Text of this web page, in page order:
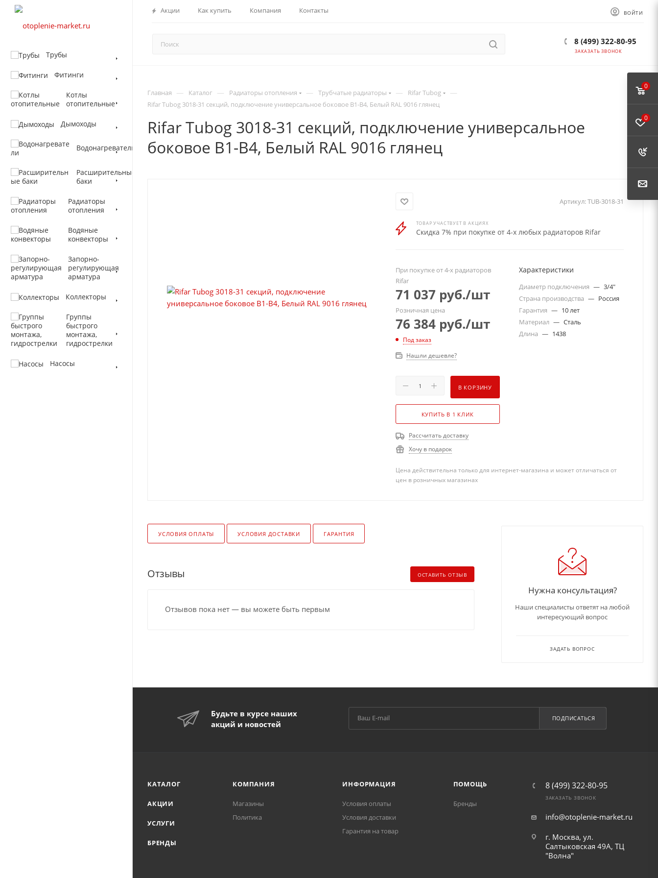
Акции Как купить Компания Контакты ВОЙТИ
8 (499) 322-80-95
ЗАКАЗАТЬ ЗВОНОК
Трубы
Фитинги
Котлы
отопительные
Дымоходы
Водонагреватели
Расширительные
баки
Радиаторы
отопления
Водяные
конвекторы
Запорно-
регулирующая
арматура
Коллекторы
Группы
быстрого
монтажа,
гидрострелки
Насосы
Главная — Каталог — Радиаторы отопления — Трубчатые радиаторы — Rifar Tubog —
Rifar Tubog 3018-31 секций, подключение универсальное боковое B1-B4, Белый RAL 9016 глянец
Rifar Tubog 3018-31 секций, подключение универсальное
боковое B1-B4, Белый RAL 9016 глянец
Артикул:TUB-3018-31
ТОВАР УЧАСТВУЕТ В АКЦИЯХ
Скидка 7% при покупке от 4-х любых радиаторов Rifar
При покупке от 4-х радиаторов
Rifar
71 037 руб./шт
Розничная цена
76 384руб./шт
Под заказ
Нашли дешевле?
В КОРЗИНУ
КУПИТЬ В 1 КЛИК
Рассчитать доставку
Хочу в подарок
Характеристики
Диаметр подключения — 3/4"
Страна производства — Россия
Гарантия — 10 лет
Материал — Сталь
Длина — 1438
Цена действительна только для интернет-магазина и может отличаться от
цен в розничных магазинах
УСЛОВИЯ ОПЛАТЫ УСЛОВИЯ ДОСТАВКИ ГАРАНТИЯ
Отзывы ОСТАВИТЬ ОТЗЫВ
Отзывов пока нет — вы можете быть первым
Нужна консультация?
Наши специалисты ответят на любой
интересующий вопрос
ЗАДАТЬ ВОПРОС
Будьте в курсе наших
акций и новостей
ПОДПИСАТЬСЯ
КАТАЛОГ
АКЦИИ
УСЛУГИ
БРЕНДЫ
КОМПАНИЯ
Магазины
Политика
ИНФОРМАЦИЯ
Условия оплаты
Условия доставки
Гарантия на товар
ПОМОЩЬ
Бренды
8 (499) 322-80-95
ЗАКАЗАТЬ ЗВОНОК
info@otoplenie-market.ru
г. Москва, ул.
Салтыковская 49А, ТЦ
"Волна"
0
0